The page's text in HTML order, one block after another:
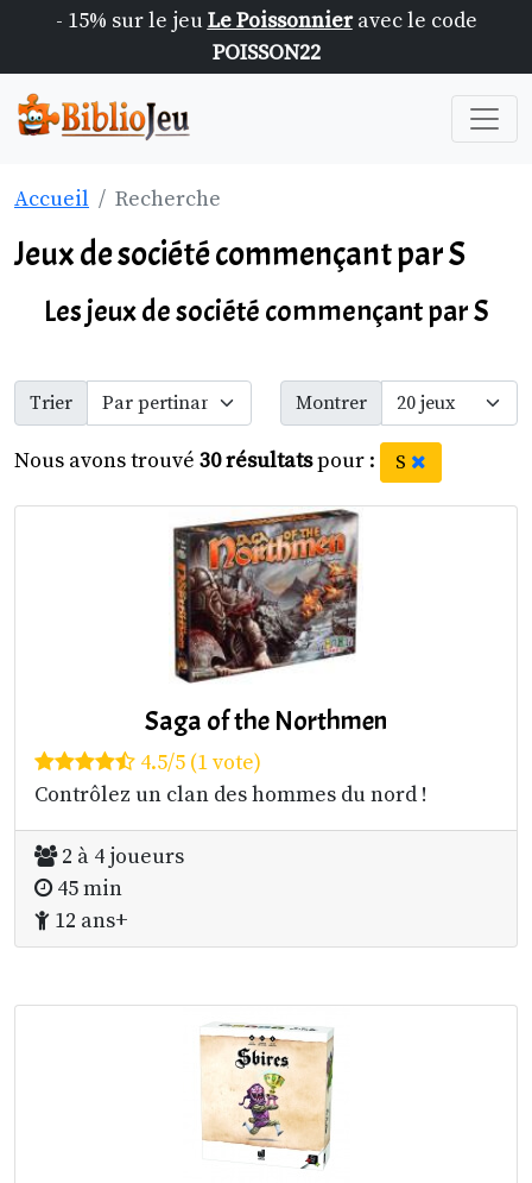
- 15% sur le jeuLe Poissonnieravec le code
POISSON22
Accueil Recherche
Jeux de société commençant par S
Les jeux de société commençant par S
Trier Montrer
Nous avons trouvé 30 résultatspour : S
Saga of the Northmen
4.5/5 (1 vote)
Contrôlez un clan des hommes du nord !
2 à 4 joueurs
45 min
12 ans+